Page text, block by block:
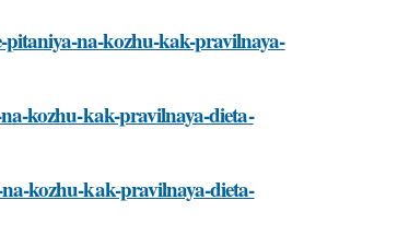
pitaniya-na-kozhu-kak-pravilnaya-
kozhu-kak-pravilnaya-dieta-
kozhu-kak-pravilnaya-dieta-